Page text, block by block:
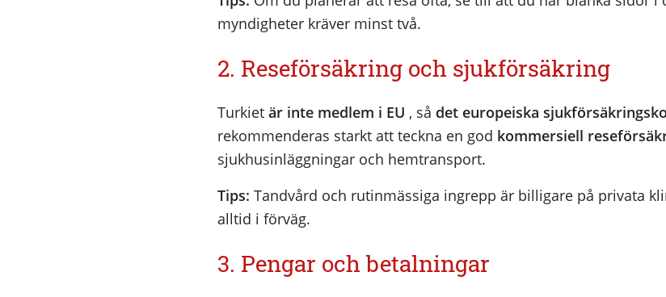
myndigheter kräver minst två.
2. Reseförsäkring och sjukförsäkring
Turkiet är inte medlem i EU , så det europeiska
rekommenderas starkt att teckna en god kommersiell
sjukhusinläggningar och hemtransport.
Tips: Tandvård och rutinmässiga ingrepp är billigare på privata
alltid i förväg.
3. Pengar och betalningar